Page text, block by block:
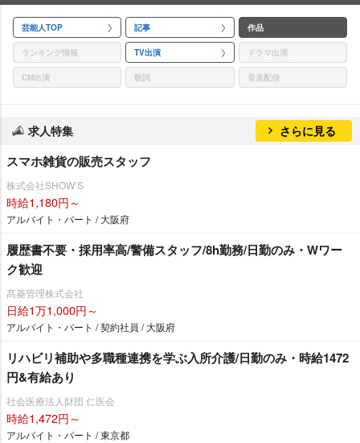
芸能人TOP 記事 作品
ランキング情報 TV出演 ドラマ出演
CM出演 歌詞 音楽配信
求人特集 さらに見る
スマホ雑貨の販売スタッフ
株式会社SHOW’S
時給1,180円～
アルバイト・パート / 大阪府
履歴書不要・採用率高/警備スタッフ/8h勤務/日勤のみ・Wワー
ク歓迎
髙菱管理株式会社
日給1万1,000円～
アルバイト・パート / 契約社員 / 大阪府
リハビリ補助や多職種連携を学ぶ入所介護/日勤のみ・時給1472
円&有給あり
社会医療法人財団 仁医会
時給1,472円～
アルバイト・パート / 東京都